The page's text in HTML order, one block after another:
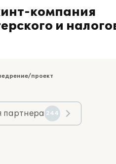
компания
и
проект
партнера 244